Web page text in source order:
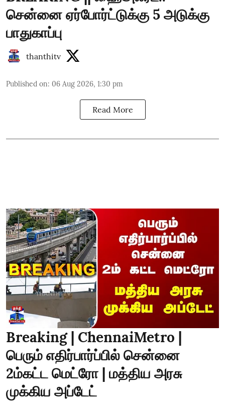
சென்னை ஏர்போர்ட்டுக்கு 5 அடுக்கு
பாதுகாப்பு
thanthitv
Published on: 06 Aug 2026, 1:30 pm
Read More
Breaking | ChennaiMetro |
பெரும் எதிர்பார்ப்பில் சென்னை
2ம்கட்ட மெட்ரோ | மத்திய அரசு
முக்கிய அப்டேட்